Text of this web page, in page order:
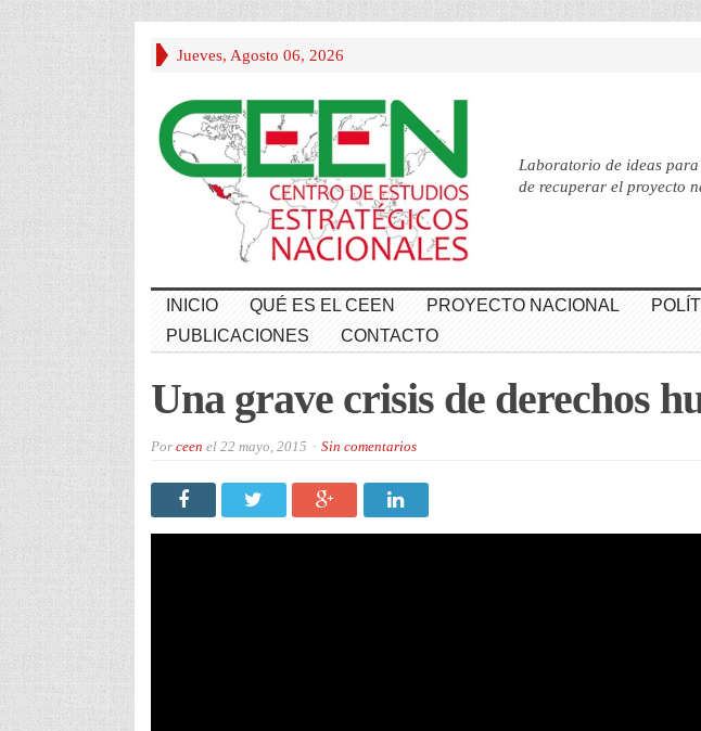
Jueves, Agosto 06, 2026
Laboratorio de ideas
de recuperar el proyecto
INICIO QUÉ ES EL CEEN PROYECTO NACIONAL
PUBLICACIONES
CONTACTO
Una grave crisis de derechos
Por ceen el 22 mayo, 2015 Sin comentarios